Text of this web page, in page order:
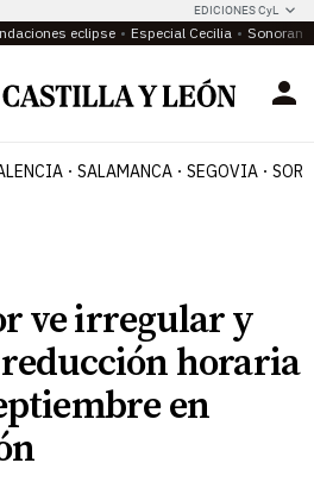
EDICIONES CyL
eclipse Especial Cecilia
SALAMANCA SEGOVIA
ve irregular y
horaria
en